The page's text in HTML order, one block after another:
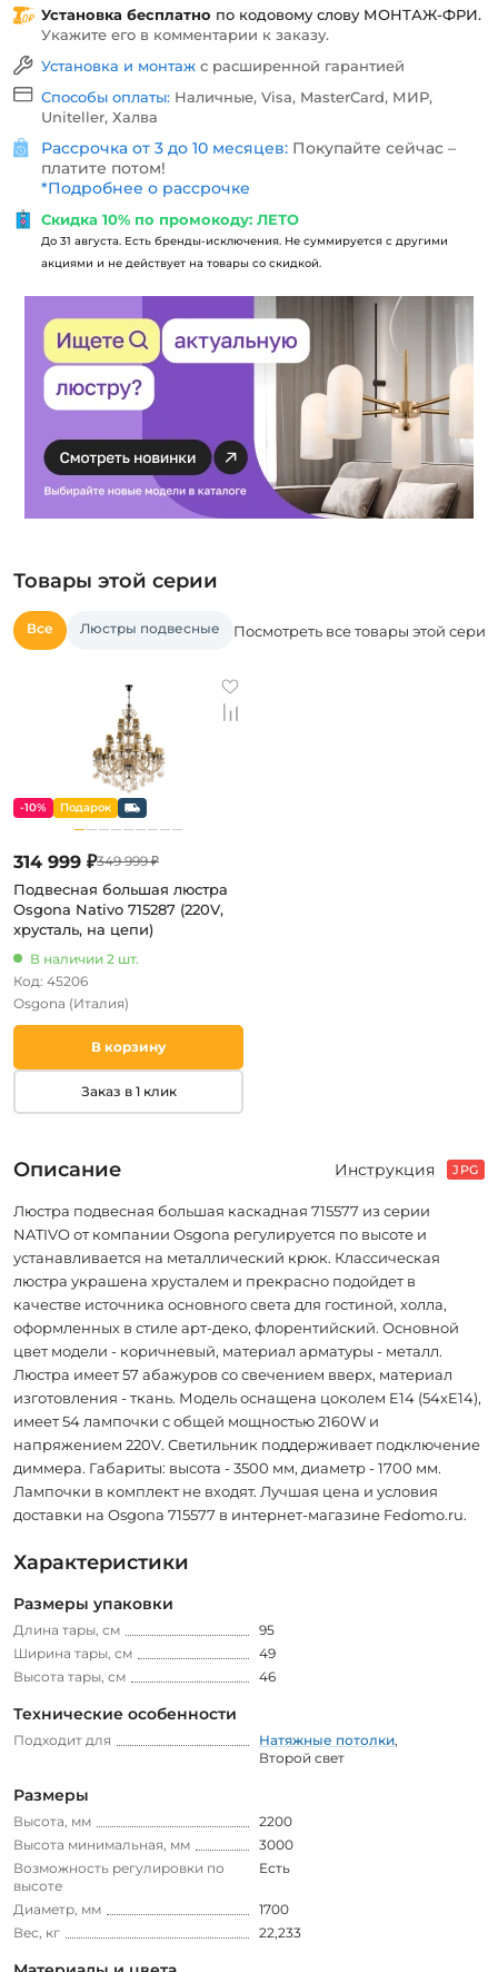
Установка бесплатно по кодовому слову МОНТАЖ-ФРИ.
Укажите его в комментарии к заказу.
Установка и монтаж с расширенной гарантией
Способы оплаты: Наличные, Visa, MasterCard, МИР,
Uniteller, Халва
Рассрочка от 3 до 10 месяцев: Покупайте сейчас –
платите потом!
*Подробнее о рассрочке
Скидка 10% по промокоду: ЛЕТО
До 31 августа. Есть бренды-исключения. Не суммируется с другими
акциями и не действует на товары со скидкой.
Товары этой серии
Все Люстры подвесные Посмотреть все товары этой серии
314 999 ₽349 999 ₽
-10%
Подвесная большая люстра
Osgona Nativo 715287 (220V,
хрусталь, на цепи)
В наличии 2 шт.
Код: 45206
Osgona (Италия)
В корзину
Заказ в 1 клик
Описание Инструкция JPG
Люстра подвесная большая каскадная 715577 из серии
NATIVO от компании Osgona регулируется по высоте и
устанавливается на металлический крюк. Классическая
люстра украшена хрусталем и прекрасно подойдет в
качестве источника основного света для гостиной, холла,
оформленных в стиле арт-деко, флорентийский. Основной
цвет модели - коричневый, материал арматуры - металл.
Люстра имеет 57 абажуров со свечением вверх, материал
изготовления - ткань. Модель оснащена цоколем E14 (54xE14),
имеет 54 лампочки с общей мощностью 2160W и
напряжением 220V. Светильник поддерживает подключение
диммера. Габариты: высота - 3500 мм, диаметр - 1700 мм.
Лампочки в комплект не входят. Лучшая цена и условия
доставки на Osgona 715577 в интернет-магазине Fedomo.ru.
Характеристики
Размеры упаковки
Длина тары, см
95
Ширина тары, см
49
Высота тары, см
46
Технические особенности
Подходит для Натяжные потолки,
Второй свет
Размеры
Высота, мм
2200
Высота минимальная, мм
3000
Возможность регулировки по
высоте
Есть
Диаметр, мм
1700
Вес, кг
22,233